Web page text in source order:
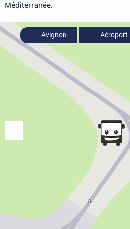
Méditerranée.
Avignon Aéroport